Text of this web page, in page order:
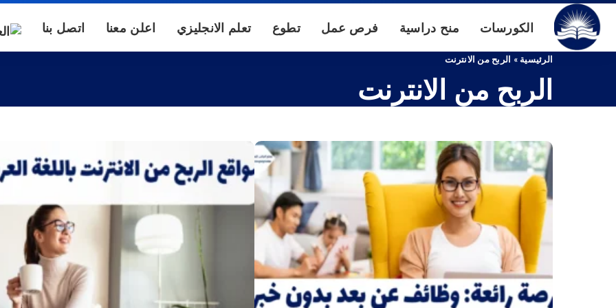
الكورسات منح دراسية فرص عمل تطوع تعلم الانجليزي اعلن معنا اتصل بنا
الرئيسية » الربح من الانترنت
الربح من الانترنت